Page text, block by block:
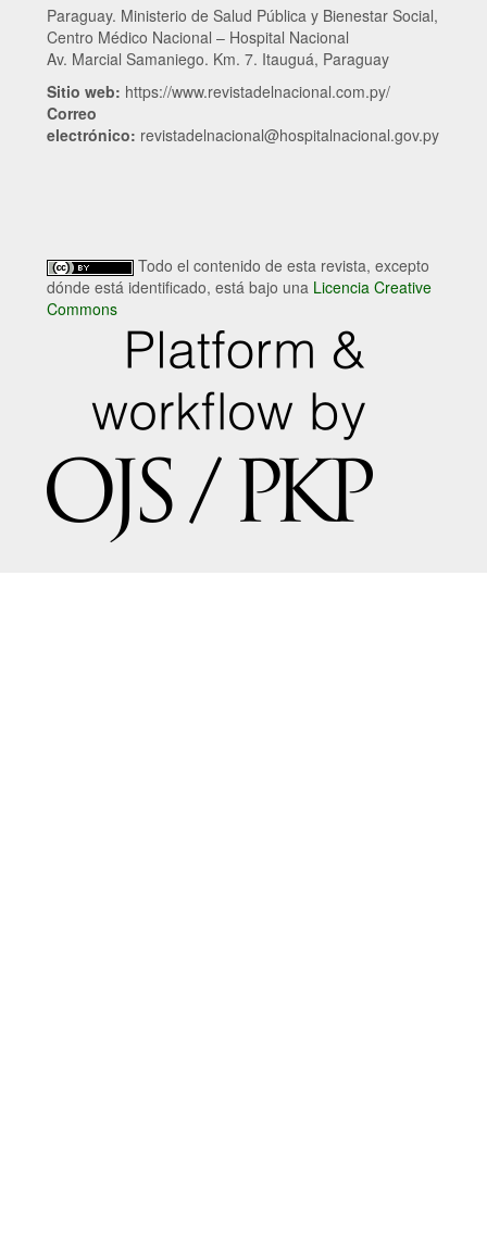
Paraguay. Ministerio de Salud Pública y Bienestar Social,
Centro Médico Nacional – Hospital Nacional
Av. Marcial Samaniego. Km. 7. Itauguá, Paraguay
Sitio web: https://www.revistadelnacional.com.py/
Correo
electrónico: revistadelnacional@hospitalnacional.gov.py
Todo el contenido de esta revista, excepto
dónde está identificado, está bajo una Licencia Creative
Commons